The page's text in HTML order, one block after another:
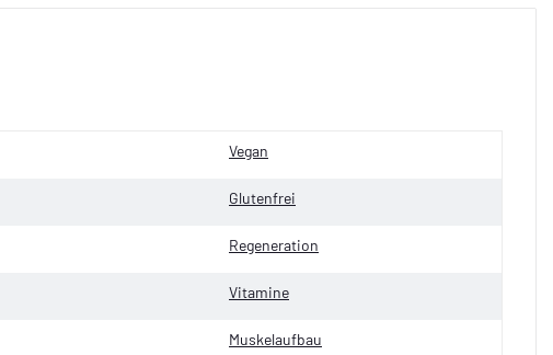
Vegan
Glutenfrei
Regeneration
Vitamine
Muskelaufbau